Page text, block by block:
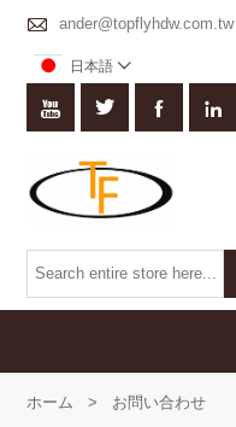
 ander@topflyhdw.com.tw
日本語 
   
ホーム > お問い合わせ